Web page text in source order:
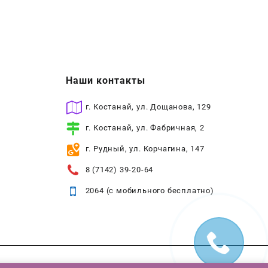
Наши контакты
г. Костанай, ул. Дощанова, 129
г. Костанай, ул. Фабричная, 2
г. Рудный, ул. Корчагина, 147
8 (7142) 39-20-64
2064 (с мобильного бесплатно)